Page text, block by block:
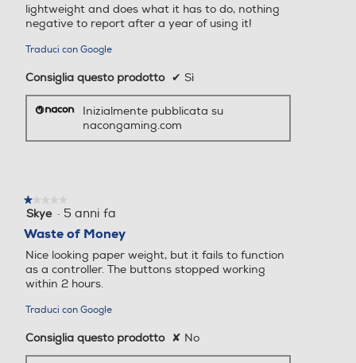
lightweight and does what it has to do, nothing
negative to report after a year of using it!
Traduci con Google
Consiglia questo prodotto ✔ Sì
Inizialmente pubblicata su
nacongaming.com
★★★★★
★★★★★
1
5
stelle.
Skye · 5 anni fa
Waste of Money
Nice looking paper weight, but it fails to function
as a controller. The buttons stopped working
within 2 hours.
Traduci con Google
Consiglia questo prodotto ✘ No